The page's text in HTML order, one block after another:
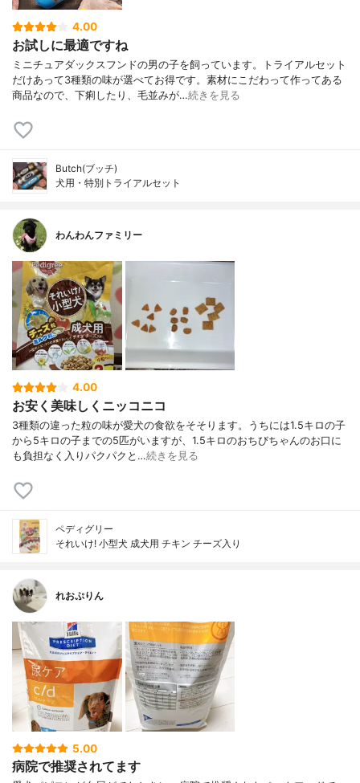
4.00
お試しに最適ですね
ミニチュアダックスフンドの男の子を飼っています。トライアルセット
だけあって3種類の味が選べてお得です。素材にこだわって作ってある
商品なので、下痢したり、毛並みが…続きを見る
Butch(ブッチ)
犬用・特別トライアルセット
わんわんファミリー
4.00
お安く美味しくニッコニコ
3種類の違った粒の味が愛犬の食欲をそそります。うちには1.5キロの子
から5キロの子までの5匹がいますが、1.5キロのおちびちゃんのお口に
も負担なく入りパクパクと…続きを見る
ペディグリー
それいけ! 小型犬 成犬用 チキン チーズ入り
れおぷりん
5.00
病院で推奨されてます